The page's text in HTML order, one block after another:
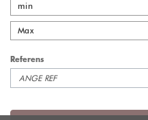
min
Max
Referens